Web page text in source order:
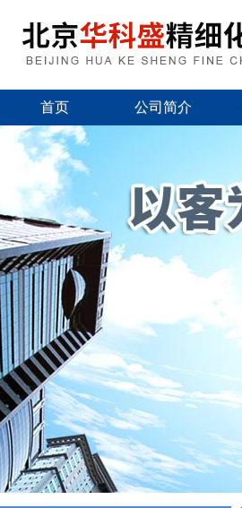
首页 公司简介